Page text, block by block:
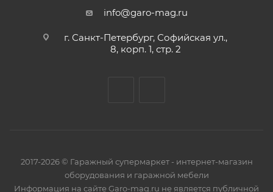
info@garo-mag.ru
г. Санкт-Петербург, Софийская ул.,
8, корп. 1, стр. 2
2017-2026 © Гаражный супермаркет - интернет-магазин
оборудования и гаражной мебели
Информация на сайте Garo-mag.ru не является публичной